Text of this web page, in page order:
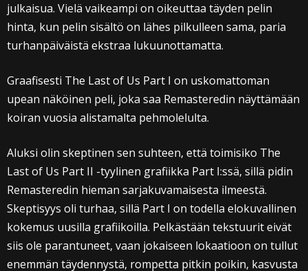
julkaisua. Vielä vaikeampi on oikeuttaa täyden pelin
hinta, kun pelin sisältö on lähes pilkulleen sama, paria
turhanpäiväistä ekstraa lukuunottamatta.
Graafisesti The Last of Us Part I on uskomattoman
upean näköinen peli, joka saa Remasteredin näyttämään
koiran vuosia alistamalta pehmolelulta.
Aluksi olin skeptinen sen suhteen, että toimisiko The
Last of Us Part II -tyylinen grafiikka Part I:ssä, sillä pidin
Remasteredin hieman sarjakuvamaisesta ilmeestä.
Skeptisyys oli turhaa, sillä Part I on todella elokuvallinen
kokemus uusilla grafiikoilla. Pelkästään tekstuurit eivät
siis ole parantuneet, vaan jokaiseen lokaatioon on tullut
enemmän täydennystä, rompetta pitkin poikin, kasvusta